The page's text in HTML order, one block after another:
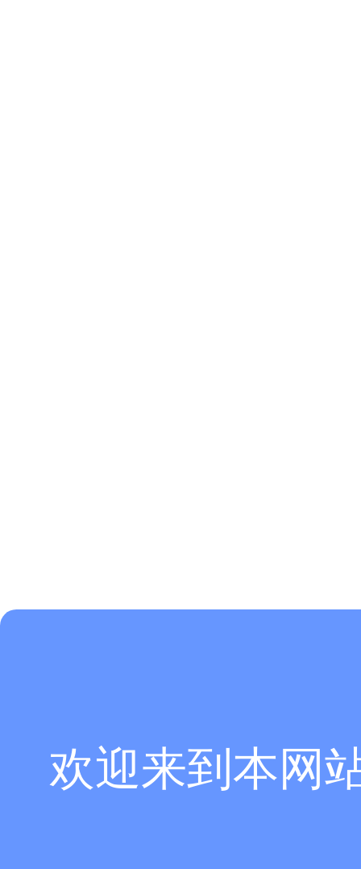
欢迎来到本网